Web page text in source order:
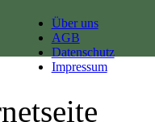
Über uns
AGB
Datenschutz
Impressum